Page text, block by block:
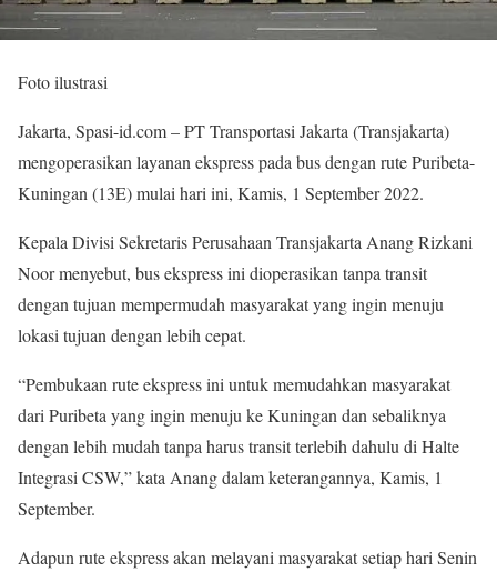
Foto ilustrasi
Jakarta, Spasi-id.com – PT Transportasi Jakarta (Transjakarta)
mengoperasikan layanan ekspress pada bus dengan rute Puribeta-
Kuningan (13E) mulai hari ini, Kamis, 1 September 2022.
Kepala Divisi Sekretaris Perusahaan Transjakarta Anang Rizkani
Noor menyebut, bus ekspress ini dioperasikan tanpa transit
dengan tujuan mempermudah masyarakat yang ingin menuju
lokasi tujuan dengan lebih cepat.
“Pembukaan rute ekspress ini untuk memudahkan masyarakat
dari Puribeta yang ingin menuju ke Kuningan dan sebaliknya
dengan lebih mudah tanpa harus transit terlebih dahulu di Halte
Integrasi CSW,” kata Anang dalam keterangannya, Kamis, 1
September.
Adapun rute ekspress akan melayani masyarakat setiap hari Senin